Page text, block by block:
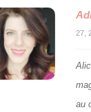
27,
au